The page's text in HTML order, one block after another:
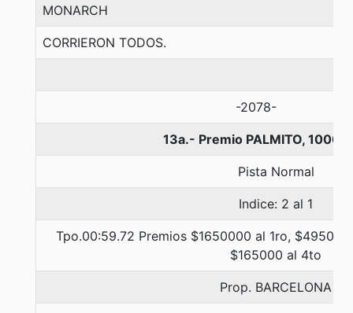
MONARCH
CORRIERON TODOS.
-2078-
13a.- Premio PALMITO, 1000
Pista Normal
Indice: 2 al 1
Tpo.00:59.72 Premios $1650000 al 1ro,
$165000 al 4to
Prop. BARCELONA